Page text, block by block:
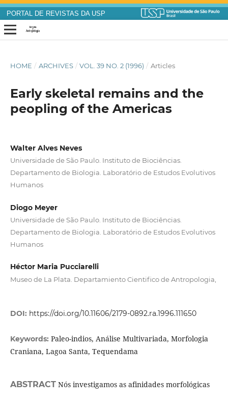
PORTAL DE REVISTAS DA USP
HOME / ARCHIVES / VOL. 39 NO. 2 (1996) / Articles
Early skeletal remains and the
peopling of the Americas
Walter Alves Neves
Universidade de São Paulo. Instituto de Biociências.
Departamento de Biologia. Laboratório de Estudos Evolutivos
Humanos
Diogo Meyer
Universidade de São Paulo. Instituto de Biociências.
Departamento de Biologia. Laboratório de Estudos Evolutivos
Humanos
Héctor Maria Pucciarelli
Museo de La Plata. Departamiento Cientifico de Antropologia,
DOI: https://doi.org/10.11606/2179-0892.ra.1996.111650
Keywords: Paleo-indios, Análise Multivariada, Morfologia
Craniana, Lagoa Santa, Tequendama
ABSTRACTNós investigamos as afinidades morfológicas